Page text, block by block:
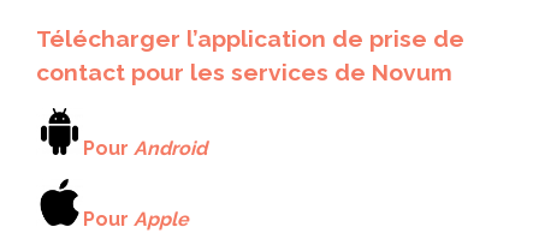
Télécharger l’application de prise de
contact pour les services de Novum
Pour Android
Pour Apple